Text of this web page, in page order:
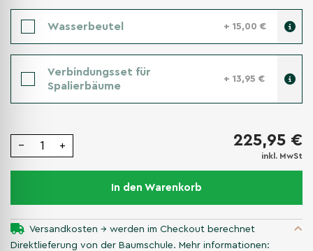
Wasserbeutel + 15,00 €
Verbindungsset für
Spalierbäume
+ 13,95 €
− + 225,95 €
inkl. MwSt
In den Warenkorb
Versandkosten → werden im Checkout berechnet
Direktlieferung von der Baumschule. Mehr informationen: